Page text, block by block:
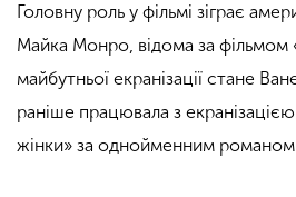
Головну роль у фільмі зіграє
Майка Монро, відома за
майбутньої екранізації стане
раніше працювала з
жінки» за однойменним